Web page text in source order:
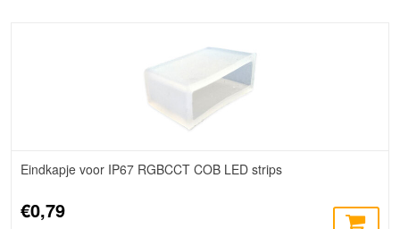
Eindkapje voor IP67 RGBCCT COB LED strips
€0,79